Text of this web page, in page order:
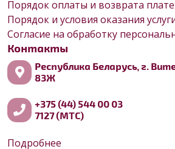
Порядок оплаты и возврата
Порядок и условия оказания
Согласие на обработку
Контакты
Республика Беларусь, г.
83Ж
+375 (44) 544 00 03
7127 (МТС)
Подробнее